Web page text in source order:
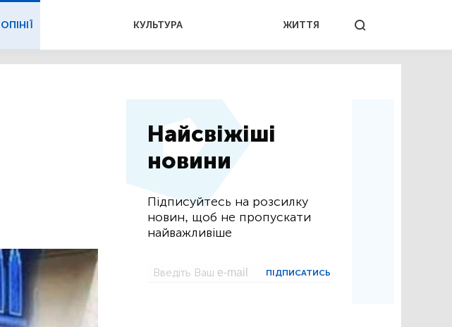
ОПІНІЇ КУЛЬТУРА ЖИТТЯ
Найсвіжіші
новини
Підписуйтесь на розсилку
новин, щоб не пропускати
найважливіше
ПІДПИСАТИСЬ